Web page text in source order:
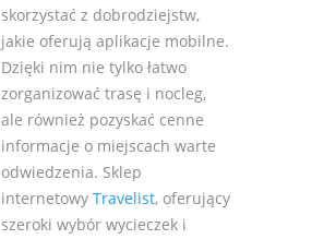
skorzystać z dobrodziejstw,
jakie oferują aplikacje mobilne.
Dzięki nim nie tylko łatwo
zorganizować trasę i nocleg,
ale również pozyskać cenne
informacje o miejscach warte
odwiedzenia. Sklep
internetowy Travelist, oferujący
szeroki wybór wycieczek i